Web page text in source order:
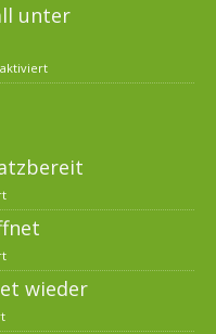
unter
wieder